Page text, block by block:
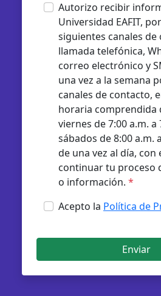
Autorizo recibir
Universidad EAFIT,
siguientes canales de
llamada telefónica,
correo electrónico y
una vez a la semana
canales de contacto,
horaria comprendida
viernes de 7:00 a.m. a
sábados de 8:00 a.m.
de una vez al día, con
continuar tu proceso
o información. *
Acepto la Política de
Enviar